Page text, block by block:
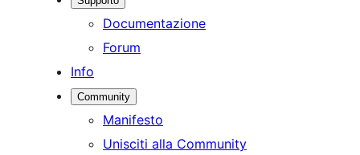
Documentazione
Forum
Info
Community
Manifesto
Unisciti alla Community